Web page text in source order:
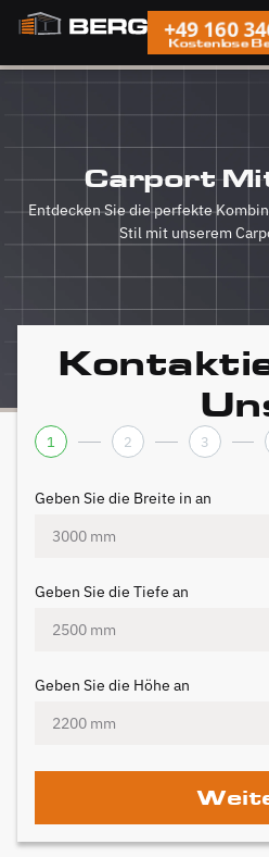
+49 160
Kostenlose
Carport
Entdecken Sie die perfekte
Stil mit unserem
1 2 3
Geben Sie die Breite in an
Geben Sie die Tiefe an
Geben Sie die Höhe an